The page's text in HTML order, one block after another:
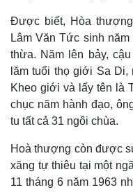
Được biết, Hòa
Lâm Văn Tức sinh
thừa. Năm lên bảy,
lăm tuổi thọ giới Sa
Kheo giới và lấy tên là
chục năm hành đạo,
tu tất cả 31 ngôi chùa.
Hoà thượng còn được
xăng tự thiêu tại một
11 tháng 6 năm 1963